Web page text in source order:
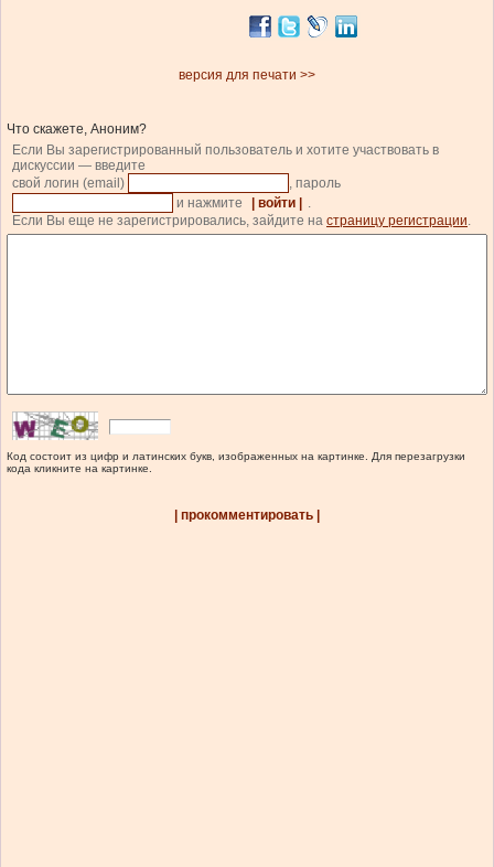
версия для печати >>
Что скажете, Аноним?
Если Вы зарегистрированный пользователь и хотите участвовать в
дискуссии — введите
свой логин (email)
, пароль
и нажмите
| войти |
.
Если Вы еще не зарегистрировались, зайдите на страницу регистрации.
Код состоит из цифр и латинских букв, изображенных на картинке. Для перезагрузки
кода кликните на картинке.
| прокомментировать |